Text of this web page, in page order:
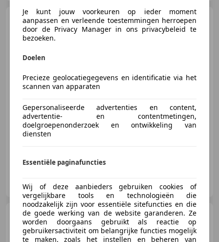
Lexus RX 500hF Sport Line
- Panoramadak - ACC - Head-up -
€ 71.875
03/2023 49.623 km
Elektro/Benzine
273 kW (371 PK)
NL-4205 MZ GORINCHEM
BMW X330e xDrive M-Sport -
Individual Leder - Trekhaak -
Je kunt jouw voorkeuren op ieder moment
aanpassen en verleende toestemmingen herroepen
door de Privacy Manager in ons privacybeleid te
bezoeken.
Doelen
Precieze geolocatiegegevens en identificatie via het
scannen van apparaten
Gepersonaliseerde advertenties en content,
advertentie- en contentmetingen,
doelgroepenonderzoek en ontwikkeling van
diensten
Essentiële paginafuncties
Wij of deze aanbieders gebruiken cookies of
vergelijkbare tools en technologieën die
noodzakelijk zijn voor essentiële sitefuncties en die
de goede werking van de website garanderen. Ze
worden doorgaans gebruikt als reactie op
gebruikersactiviteit om belangrijke functies mogelijk
te maken, zoals het instellen en beheren van